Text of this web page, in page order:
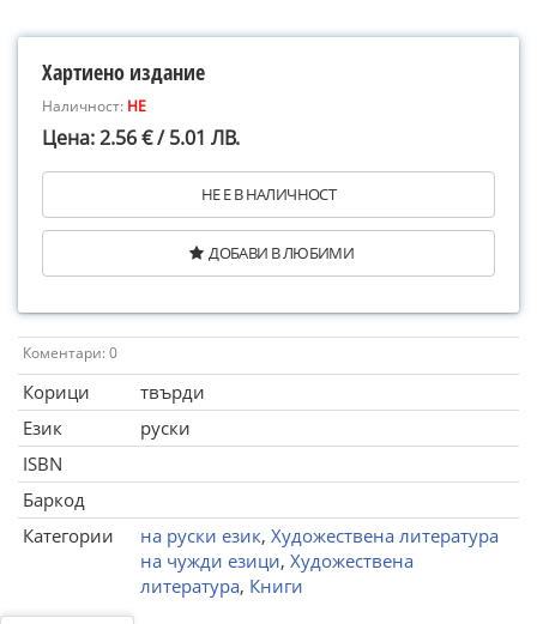
Хартиено издание
Наличност: НЕ
Цена: 2.56 € / 5.01 ЛВ.
НЕ Е В НАЛИЧНОСТ
ДОБАВИ В ЛЮБИМИ
Коментари: 0
Корици
твърди
Език
руски
ISBN
Баркод
Категории
на руски език, Художествена литература
на чужди езици, Художествена
литература, Книги